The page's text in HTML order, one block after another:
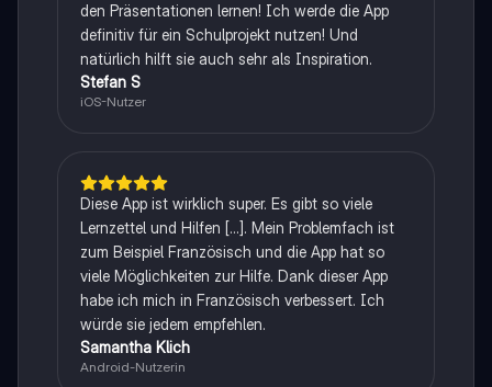
den Präsentationen lernen! Ich werde die App
definitiv für ein Schulprojekt nutzen! Und
natürlich hilft sie auch sehr als Inspiration.
Stefan S
iOS-Nutzer
Diese App ist wirklich super. Es gibt so viele
Lernzettel und Hilfen [...]. Mein Problemfach ist
zum Beispiel Französisch und die App hat so
viele Möglichkeiten zur Hilfe. Dank dieser App
habe ich mich in Französisch verbessert. Ich
würde sie jedem empfehlen.
Samantha Klich
Android-Nutzerin